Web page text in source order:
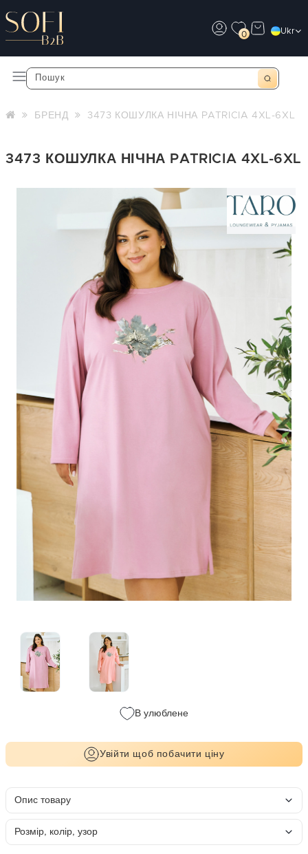
0 Ukr
БРЕНД 3473 КОШУЛКА НІЧНА PATRICIA 4XL-6XL
3473 КОШУЛКА НІЧНА PATRICIA 4XL-6XL
В улюблене
Увійти щоб побачити ціну
Опис товару
Розмір, колір, узор